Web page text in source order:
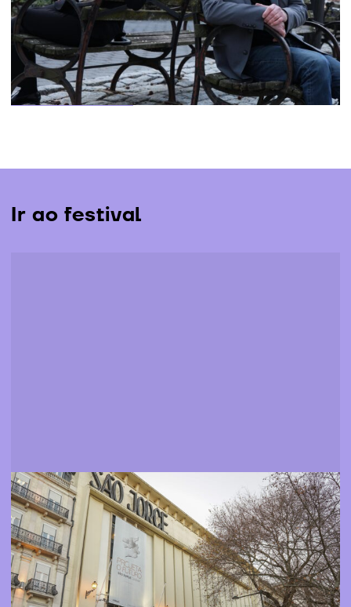
prémios da Selecção Oficial em Competição, que
acabam de ser anunciados na cerimónia de
encerramento...
Mais informação
Ir ao festival
Espaços
Descobrir onde pode assistir aos nossos filmes e
eventos
Mais informação